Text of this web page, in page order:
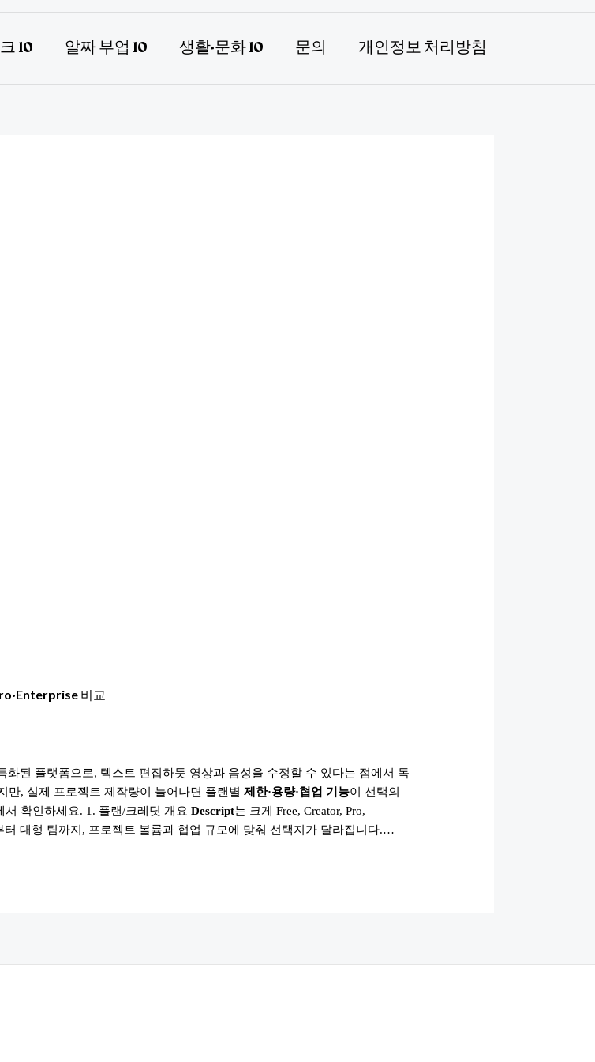
10 알짜 부업 10 생활·문화 10 문의 개인정보 처리방침
비교
화된 플랫폼으로, 텍스트 편집하듯 영상과 음성을 수정할 수 있다는 점에서 독
만, 실제 프로젝트 제작량이 늘어나면 플랜별 제한·용량·협업 기능이 선택의
확인하세요. 1. 플랜/크레딧 개요 Descript는 크게 Free, Creator, Pro,
대형 팀까지, 프로젝트 볼륨과 협업 규모에 맞춰 선택지가 달라집니다.…